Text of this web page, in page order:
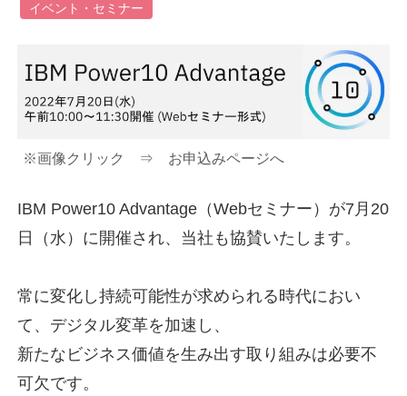
イベント・セミナー
※画像クリック ⇒ お申込みページへ
IBM Power10 Advantage（Webセミナー）が7月20
日（水）に開催され、当社も協賛いたします。
常に変化し持続可能性が求められる時代におい
て、デジタル変革を加速し、
新たなビジネス価値を生み出す取り組みは必要不
可欠です。